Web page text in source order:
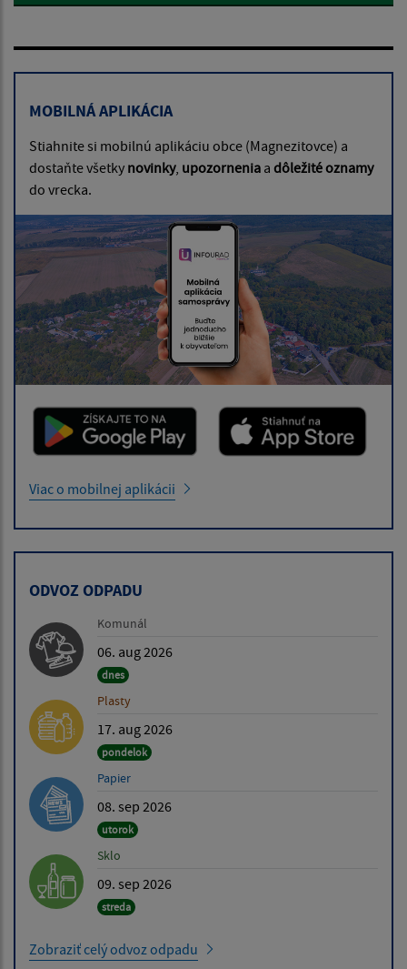
MOBILNÁ APLIKÁCIA
Stiahnite si mobilnú aplikáciu obce (Magnezitovce) a
dostaňte všetky novinky, upozornenia a dôležité oznamy
do vrecka.
Viac o mobilnej aplikácii
ODVOZ ODPADU
Komunál
06. aug 2026
dnes
Plasty
17. aug 2026
pondelok
Papier
08. sep 2026
utorok
Sklo
09. sep 2026
streda
Zobraziť celý odvoz odpadu